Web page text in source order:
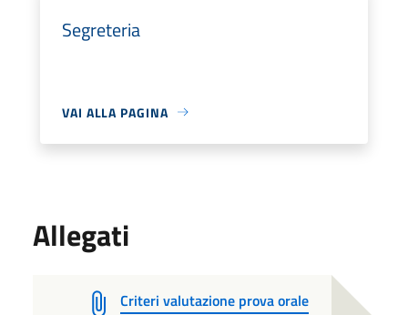
Segreteria
VAI ALLA PAGINA
Allegati
Criteri valutazione prova orale